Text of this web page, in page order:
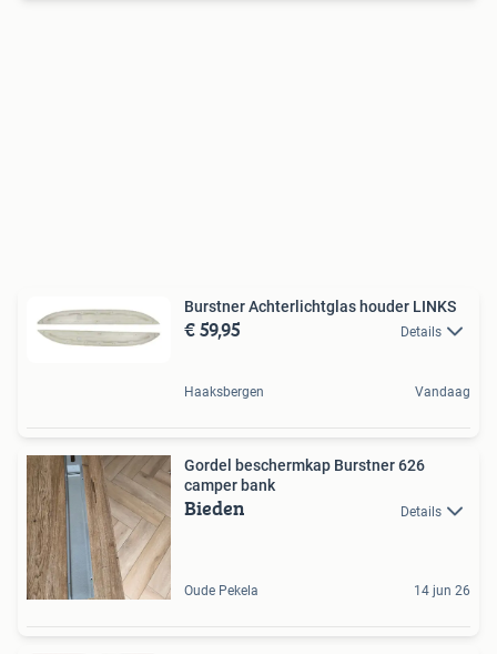
Burstner Achterlichtglas houder LINKS
€ 59,95 Details
Haaksbergen Vandaag
Gordel beschermkap Burstner 626
camper bank
Bieden Details
Oude Pekela 14 jun 26